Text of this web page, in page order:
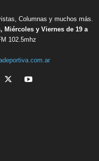
Columnas y muchos más.
Miércoles y Viernes de 19 a
102.5mhz